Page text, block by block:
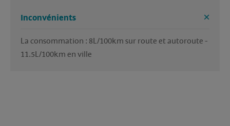
Inconvénients
La consommation : 8L/100km sur route et autoroute -
11.5L/100km en ville